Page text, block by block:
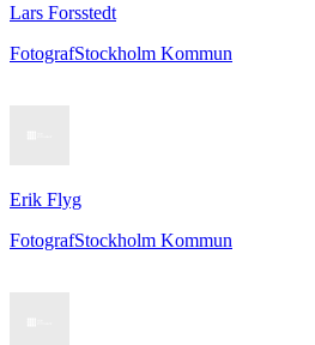
Lars Forsstedt
FotografStockholm Kommun
Erik Flyg
FotografStockholm Kommun